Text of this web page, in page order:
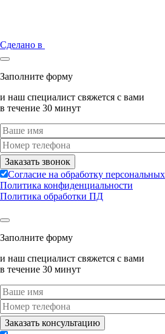
Сделано в
Заполните форму
и наш специалист свяжется с вами
в течение 30 минут
Согласие на обработку
Политика конфиденциальности
Политика обработки ПД
Заполните форму
и наш специалист свяжется с вами
в течение 30 минут